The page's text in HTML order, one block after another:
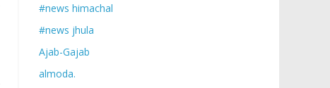
#news himachal
#news jhula
Ajab-Gajab
almoda.